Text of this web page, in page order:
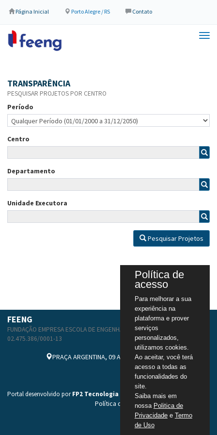
Página Inicial Porto Alegre / RS Contato
TRANSPARÊNCIA
PESQUISAR PROJETOS POR CENTRO
Período
Centro
Departamento
Unidade Executora
Pesquisar Projetos
FEENG
FUNDAÇÃO EMPRESA ESCOLA DE ENGENHARIA DA UFRGS
02.475.386/0001-13
PRAÇA ARGENTINA, 09 ANDAR 1 - SALA 203
secretaria@feeng.com.br
https://www.feeng.com.br/
Portal desenvolvido porFP2 Tecnologia
Política de Privacidade-Termos de Uso
Política de
acesso
Para melhorar a sua
experiência na
plataforma e prover
serviços
personalizados,
utilizamos cookies.
Ao aceitar, você terá
acesso a todas as
funcionalidades do
site.
Saiba mais em
nossa Politica de
Privacidadee Termo
de Uso